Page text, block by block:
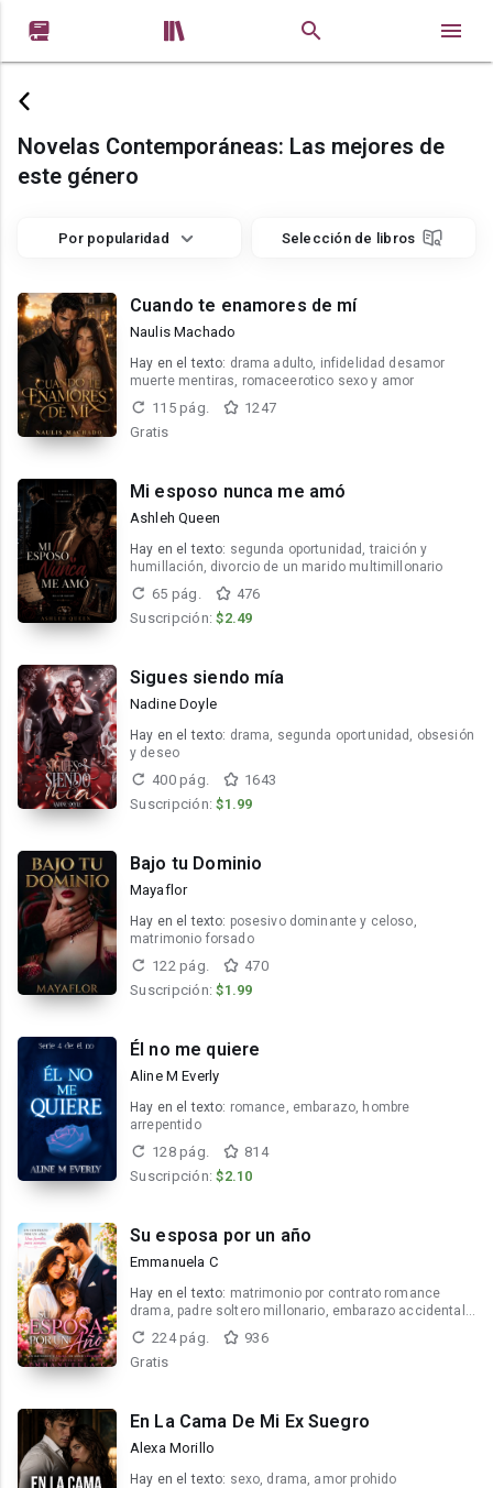
 
Novelas Сontemporáneas: Las mejores de
este género
Por popularidad Selección de libros
Cuando te enamores de mí
Naulis Machado
Hay en el texto: drama adulto, infidelidad desamor
muerte mentiras, romaceerotico sexo y amor
115 pág.
1247
Gratis
Mi esposo nunca me amó
Ashleh Queen
Hay en el texto: segunda oportunidad, traición y
humillación, divorcio de un marido multimillonario
65 pág.
476
Suscripción:$2.49
Sigues siendo mía
Nadine Doyle
Hay en el texto: drama, segunda oportunidad, obsesión
y deseo
400 pág.
1643
Suscripción:$1.99
Bajo tu Dominio
Mayaflor
Hay en el texto: posesivo dominante y celoso,
matrimonio forsado
122 pág.
470
Suscripción:$1.99
Él no me quiere
Aline M Everly
Hay en el texto: romance, embarazo, hombre
arrepentido
128 pág.
814
Suscripción:$2.10
Su esposa por un año
Emmanuela C
Hay en el texto: matrimonio por contrato romance
drama, padre soltero millonario, embarazo accidental
y secretos
224 pág.
936
Gratis
En La Cama De Mi Ex Suegro
Alexa Morillo
Hay en el texto: sexo, drama, amor prohido